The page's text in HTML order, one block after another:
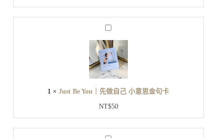
u
g
h
都
算
數
小
思
金
J
s
t
B
e
Y
o
u
｜
自
1 ×Just Be You｜先做自己 小意思金句卡
NT$50